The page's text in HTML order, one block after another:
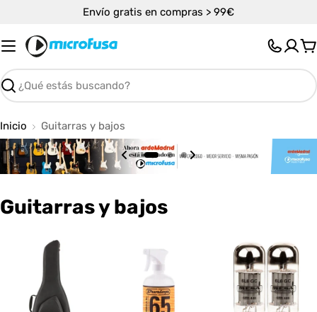
contenido
Envío gratis en compras > 99€
Buscar
Inicio Guitarras y bajos
C
Guitarras y bajos